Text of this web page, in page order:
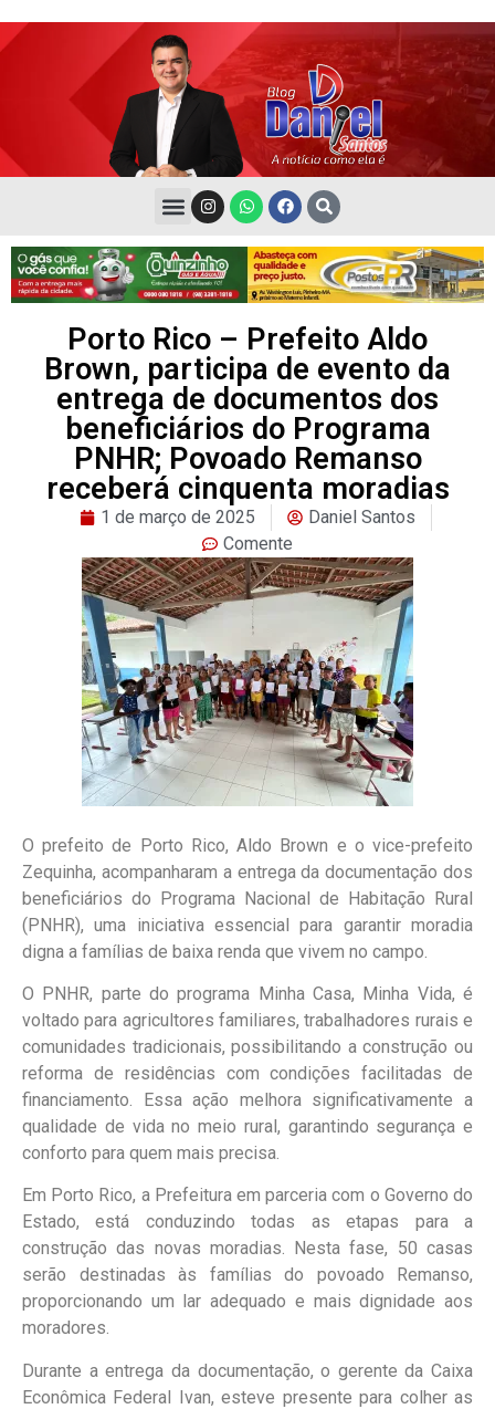
Porto Rico – Prefeito Aldo
Brown, participa de evento da
entrega de documentos dos
beneficiários do Programa
PNHR; Povoado Remanso
receberá cinquenta moradias
1 de março de 2025
Daniel Santos
Comente
O prefeito de Porto Rico, Aldo Brown e o vice-prefeito
Zequinha, acompanharam a entrega da documentação dos
beneficiários do Programa Nacional de Habitação Rural
(PNHR), uma iniciativa essencial para garantir moradia
digna a famílias de baixa renda que vivem no campo.
O PNHR, parte do programa Minha Casa, Minha Vida, é
voltado para agricultores familiares, trabalhadores rurais e
comunidades tradicionais, possibilitando a construção ou
reforma de residências com condições facilitadas de
financiamento. Essa ação melhora significativamente a
qualidade de vida no meio rural, garantindo segurança e
conforto para quem mais precisa.
Em Porto Rico, a Prefeitura em parceria com o Governo do
Estado, está conduzindo todas as etapas para a
construção das novas moradias. Nesta fase, 50 casas
serão destinadas às famílias do povoado Remanso,
proporcionando um lar adequado e mais dignidade aos
moradores.
Durante a entrega da documentação, o gerente da Caixa
Econômica Federal Ivan, esteve presente para colher as